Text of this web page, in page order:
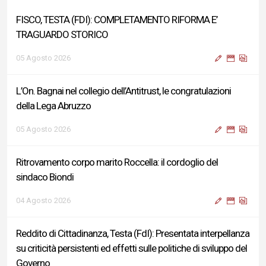
L’On. Bagnai nel collegio dell’Antitrust, le congratulazioni
Ritrovamento corpo marito Roccella: il cordoglio del
sindaco Biondi
Reddito di Cittadinanza, Testa (FdI): Presentata interpellanza
Governo
Sigismondi, Liris e Testa: “Profondo cordoglio e vicinanza al